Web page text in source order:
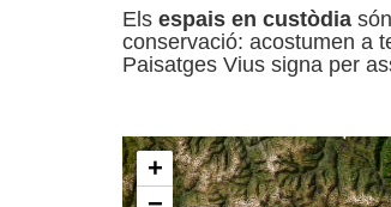
Els espais en custòdia
conservació: acostumen a
Paisatges Vius signa per
+